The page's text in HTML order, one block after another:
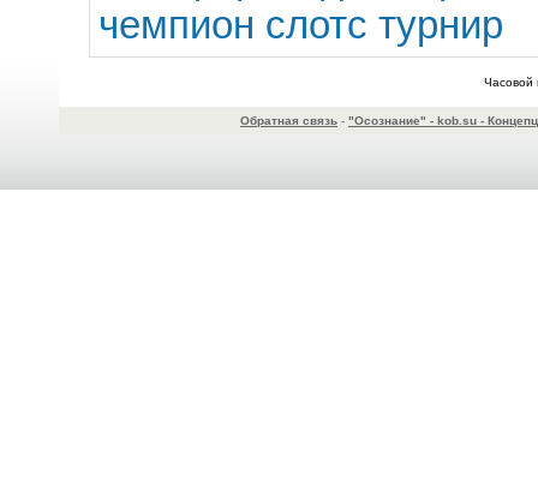
чемпион слотс турнир
Часовой
Обратная связь - "Осознание" - kob.su -